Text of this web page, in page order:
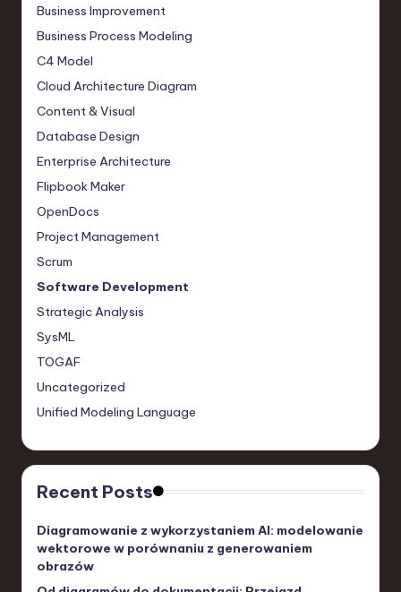
Business Improvement
Business Process Modeling
C4 Model
Cloud Architecture Diagram
Content & Visual
Database Design
Enterprise Architecture
Flipbook Maker
OpenDocs
Project Management
Scrum
Software Development
Strategic Analysis
SysML
TOGAF
Uncategorized
Unified Modeling Language
Recent Posts
Diagramowanie z wykorzystaniem AI: modelowanie
wektorowe w porównaniu z generowaniem
obrazów